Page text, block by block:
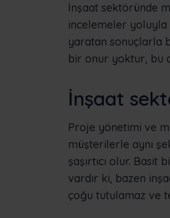
İnşaat sektöründe
incelemeler yoluyla
yaratan sonuçlarla
bir onur yoktur, bu
İnşaat
Proje yönetimi ve
müşterilerle aynı
şaşırtıcı olur.
vardır ki, bazen
çoğu tutulamaz ve